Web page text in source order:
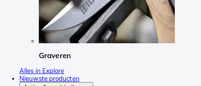
Graveren
Alles in Explore
Nieuwste producten